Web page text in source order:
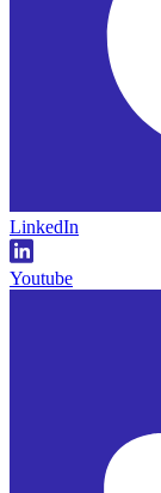
LinkedIn
Youtube